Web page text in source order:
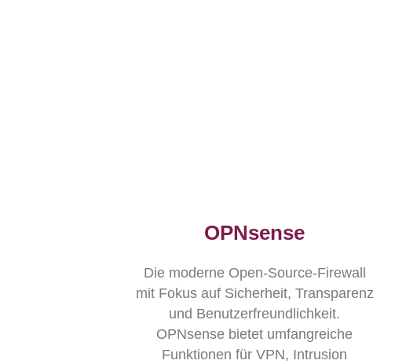
OPNsense
Die moderne Open-Source-Firewall
mit Fokus auf Sicherheit, Transparenz
und Benutzerfreundlichkeit.
OPNsense bietet umfangreiche
Funktionen für VPN, Intrusion